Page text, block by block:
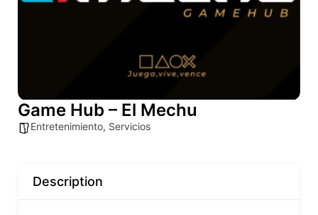
Game Hub – El Mechu
Entretenimiento, Servicios
Description